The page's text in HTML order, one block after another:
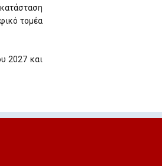
τομέα
2027 και